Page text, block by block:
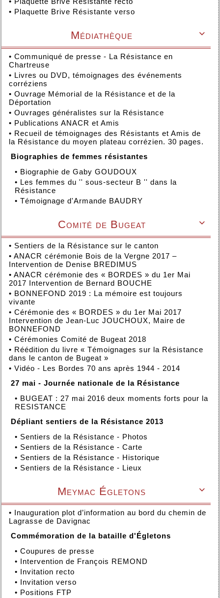
• Plaquette Brive Résistante verso

Médiathèque
• Communiqué de presse - La Résistance en
Chartreuse
• Livres ou DVD, témoignages des événements
corréziens
• Ouvrage Mémorial de la Résistance et de la
Déportation
• Ouvrages généralistes sur la Résistance
• Publications ANACR et Amis
• Recueil de témoignages des Résistants et Amis de
la Résistance du moyen plateau corrézien. 30 pages.
Biographies de femmes résistantes
• Biographie de Gaby GOUDOUX
• Les femmes du '' sous-secteur B '' dans la
Résistance
• Témoignage d'Armande BAUDRY

Comité de Bugeat
• Sentiers de la Résistance sur le canton
• ANACR cérémonie Bois de la Vergne 2017 –
Intervention de Denise BREDIMUS
• ANACR cérémonie des « BORDES » du 1er Mai
2017 Intervention de Bernard BOUCHE
• BONNEFOND 2019 : La mémoire est toujours
vivante
• Cérémonie des « BORDES » du 1er Mai 2017
Intervention de Jean-Luc JOUCHOUX, Maire de
BONNEFOND
• Cérémonies Comité de Bugeat 2018
• Réédition du livre « Témoignages sur la Résistance
dans le canton de Bugeat »
• Vidéo - Les Bordes 70 ans après 1944 - 2014
27 mai - Journée nationale de la Résistance
• BUGEAT : 27 mai 2016 deux moments forts pour la
RESISTANCE
Dépliant sentiers de la Résistance 2013
• Sentiers de la Résistance - Photos
• Sentiers de la Résistance - Carte
• Sentiers de la Résistance - Historique
• Sentiers de la Résistance - Lieux

Meymac Égletons
• Inauguration plot d’information au bord du chemin de
Lagrasse de Davignac
Commémoration de la bataille d'Égletons
• Coupures de presse
• Intervention de François REMOND
• Invitation recto
• Invitation verso
• Positions FTP